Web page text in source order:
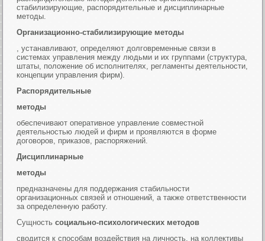
стабилизирующие, распорядительные и дисциплинарные
методы.
Организационно-стабилизирующие методы
, устанавливают, определяют долговременные связи в
системах управления между людьми и их группами (структура,
штаты, положение об исполнителях, регламенты деятельности,
концепции управления фирм).
Распорядительные
методы
обеспечивают оперативное управление совместной
деятельностью людей и фирм и проявляются в форме
договоров, приказов, распоряжений.
Дисциплинарные
методы
предназначены для поддержания стабильности
организационных связей и отношений, а также ответственности
за определенную работу.
Сущностьсоциально-психологических методов
сводится к способам воздействия на личность, на коллективы